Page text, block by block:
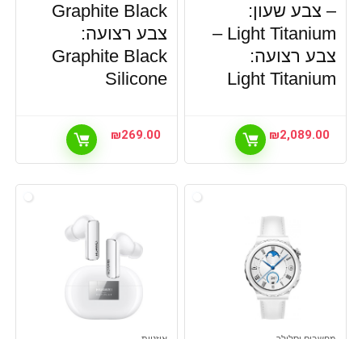
– צבע שעון:
Light Titanium –
צבע רצועה:
Light Titanium
₪2,089.00
Graphite Black
צבע רצועה:
Graphite Black
Silicone
₪269.00